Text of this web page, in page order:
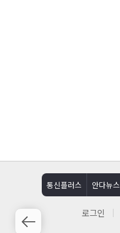
통신플러스 안다뉴스
로그인